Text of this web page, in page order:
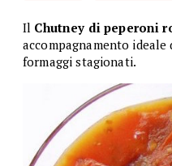
Il Chutney di peperoni
accompagnamento
formaggi stagionati.